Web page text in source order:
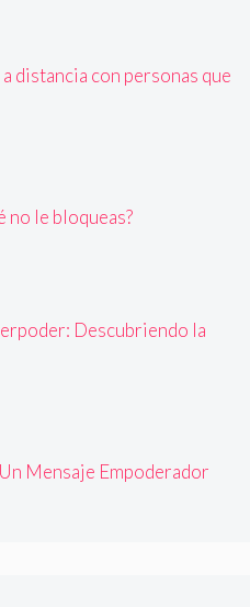
distancia con personas que
no le bloqueas?
Descubriendo la
Mensaje Empoderador